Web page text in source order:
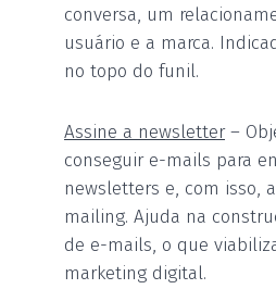
conversa, um
usuário e a marca.
no topo do funil.
Assine a newsletter–
conseguir e-mails para
newsletters e, com isso,
mailing. Ajuda na
de e-mails, o que
marketing digital.